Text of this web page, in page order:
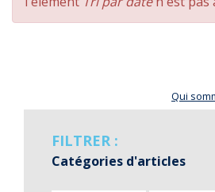
contenu
principal
Qui
FILTRER :
Catégories d'articles